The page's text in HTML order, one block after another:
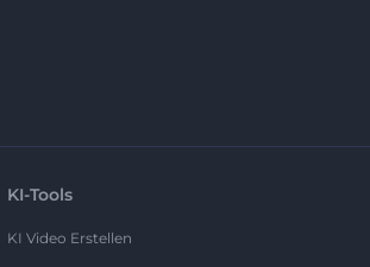
KI-Tools
KI Video Erstellen